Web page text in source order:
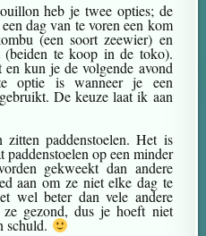
heb je twee opties; de
dag van te voren een kom
(een soort zeewier) en
(beiden te koop in de toko).
kun je de volgende avond
optie is wanneer je een
De keuze laat ik aan
zitten paddenstoelen. Het is
op een minder
gekweekt dan andere
aan om ze niet elke dag te
wel beter dan vele andere
gezond, dus je hoeft niet
schuld.